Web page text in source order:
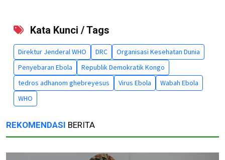
Kata Kunci / Tags
Direktur Jenderal WHO DRC
Organisasi Kesehatan Dunia
Penyebaran Ebola
Republik Demokratik Kongo
tedros adhanom ghebreyesus
Virus Ebola
Wabah Ebola
WHO
REKOMENDASI BERITA